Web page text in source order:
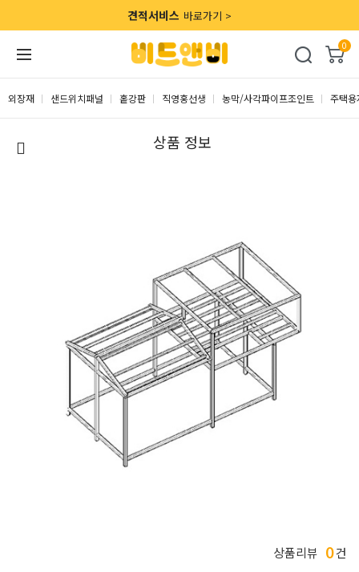
견적서비스 바로가기 >
0
외장재 샌드위치패널 홑강판 직영홍선생 농막/사각파이프조인트 주택용
상품 정보
상품리뷰 0건